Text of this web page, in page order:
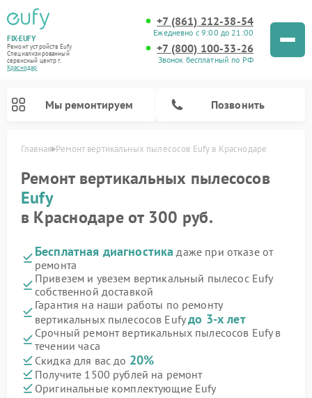
FIX-EUFY
Ремонт устройств Eufy
Специализированный
cервисный центр г.
Краснодар
+7 (861) 212-38-54
Ежедневно с 9:00 до 21:00
+7 (800) 100-33-26
Звонок бесплатный по РФ
Мы ремонтируем Позвонить
Главная Ремонт вертикальных пылесосов Eufy в Краснодаре
Ремонт вертикальных пылесосов
Eufy
в Краснодаре от 300 руб.
Бесплатная диагностика даже при отказе от
ремонта
Привезем и увезем вертикальный пылесос Eufy
собственной доставкой
Гарантия на наши работы по ремонту
вертикальных пылесосов Eufyдо 3-х лет
Срочный ремонт вертикальных пылесосов Eufy в
течении часа
Скидка для вас до 20%
Получите 1500 рублей на ремонт
Оригинальные комплектующие Eufy